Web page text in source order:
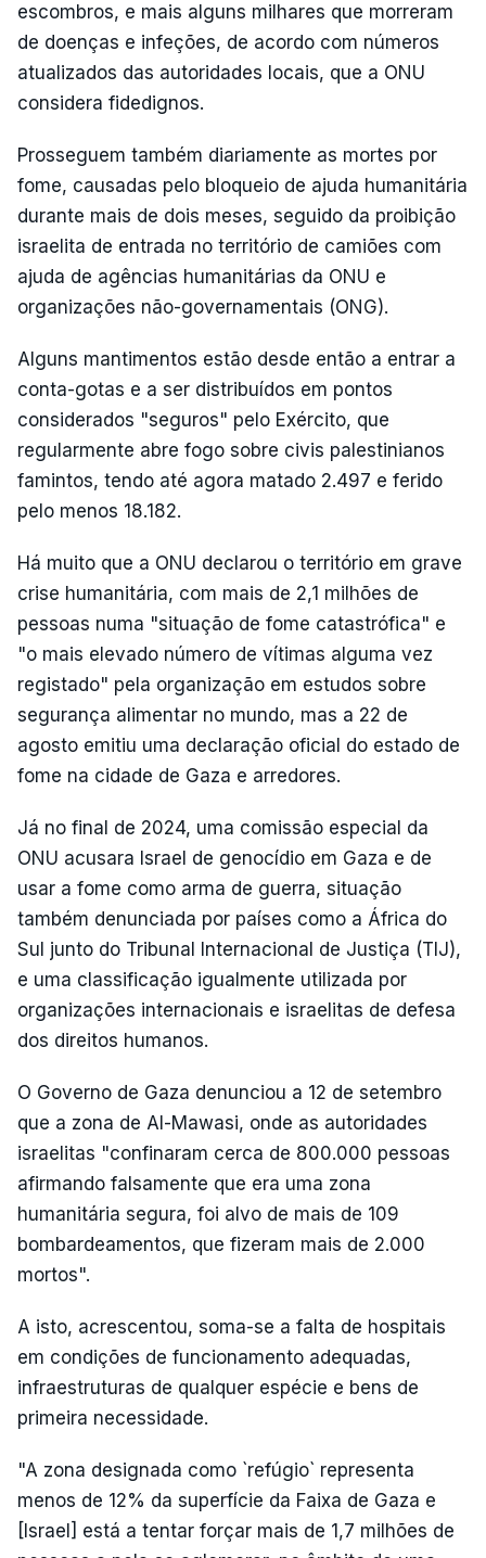
escombros, e mais alguns milhares que morreram
de doenças e infeções, de acordo com números
atualizados das autoridades locais, que a ONU
considera fidedignos.
Prosseguem também diariamente as mortes por
fome, causadas pelo bloqueio de ajuda humanitária
durante mais de dois meses, seguido da proibição
israelita de entrada no território de camiões com
ajuda de agências humanitárias da ONU e
organizações não-governamentais (ONG).
Alguns mantimentos estão desde então a entrar a
conta-gotas e a ser distribuídos em pontos
considerados "seguros" pelo Exército, que
regularmente abre fogo sobre civis palestinianos
famintos, tendo até agora matado 2.497 e ferido
pelo menos 18.182.
Há muito que a ONU declarou o território em grave
crise humanitária, com mais de 2,1 milhões de
pessoas numa "situação de fome catastrófica" e
"o mais elevado número de vítimas alguma vez
registado" pela organização em estudos sobre
segurança alimentar no mundo, mas a 22 de
agosto emitiu uma declaração oficial do estado de
fome na cidade de Gaza e arredores.
Já no final de 2024, uma comissão especial da
ONU acusara Israel de genocídio em Gaza e de
usar a fome como arma de guerra, situação
também denunciada por países como a África do
Sul junto do Tribunal Internacional de Justiça (TIJ),
e uma classificação igualmente utilizada por
organizações internacionais e israelitas de defesa
dos direitos humanos.
O Governo de Gaza denunciou a 12 de setembro
que a zona de Al-Mawasi, onde as autoridades
israelitas "confinaram cerca de 800.000 pessoas
afirmando falsamente que era uma zona
humanitária segura, foi alvo de mais de 109
bombardeamentos, que fizeram mais de 2.000
mortos".
A isto, acrescentou, soma-se a falta de hospitais
em condições de funcionamento adequadas,
infraestruturas de qualquer espécie e bens de
primeira necessidade.
"A zona designada como `refúgio` representa
menos de 12% da superfície da Faixa de Gaza e
[Israel] está a tentar forçar mais de 1,7 milhões de